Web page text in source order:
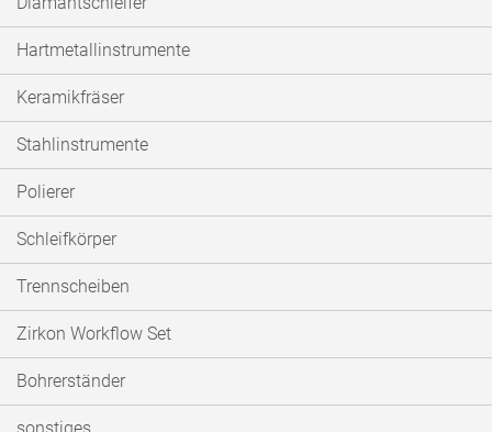
Hartmetallinstrumente
Keramikfräser
Stahlinstrumente
Polierer
Schleifkörper
Trennscheiben
Zirkon Workflow Set
Bohrerständer